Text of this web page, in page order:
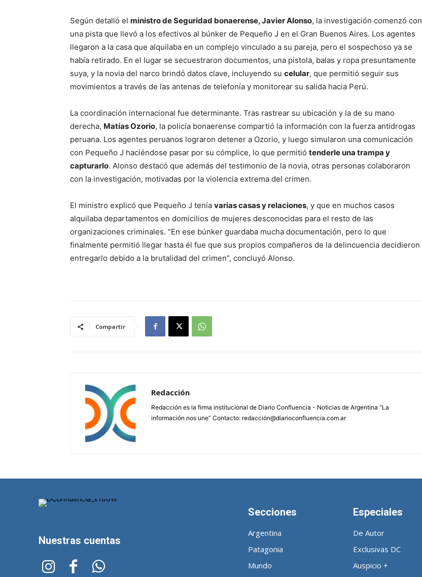
Según detalló el ministro de Seguridad bonaerense, Javier Alonso, la investigación comenzó con
una pista que llevó a los efectivos al búnker de Pequeño J en el Gran Buenos Aires. Los agentes
llegaron a la casa que alquilaba en un complejo vinculado a su pareja, pero el sospechoso ya se
había retirado. En el lugar se secuestraron documentos, una pistola, balas y ropa presuntamente
suya, y la novia del narco brindó datos clave, incluyendo su celular, que permitió seguir sus
movimientos a través de las antenas de telefonía y monitorear su salida hacia Perú.
La coordinación internacional fue determinante. Tras rastrear su ubicación y la de su mano
derecha, Matías Ozorio, la policía bonaerense compartió la información con la fuerza antidrogas
peruana. Los agentes peruanos lograron detener a Ozorio, y luego simularon una comunicación
con Pequeño J haciéndose pasar por su cómplice, lo que permitió tenderle una trampa y
capturarlo. Alonso destacó que además del testimonio de la novia, otras personas colaboraron
con la investigación, motivadas por la violencia extrema del crimen.
El ministro explicó que Pequeño J tenía varias casas y relaciones, y que en muchos casos
alquilaba departamentos en domicilios de mujeres desconocidas para el resto de las
organizaciones criminales. “En ese búnker guardaba mucha documentación, pero lo que
finalmente permitió llegar hasta él fue que sus propios compañeros de la delincuencia decidieron
entregarlo debido a la brutalidad del crimen”, concluyó Alonso.
Compartir
Redacción
Redacción es la firma institucional de Diario Confluencia - Noticias de Argentina “La
información nos une” Contacto: redacción@diarioconfluencia.com.ar
Nuestras cuentas
Secciones
Argentina
Patagonia
Mundo
Especiales
De Autor
Exclusivas DC
Auspicio +